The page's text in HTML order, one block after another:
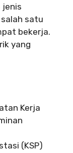
jenis
satu
bekerja.
yang
Kerja
(KSP)